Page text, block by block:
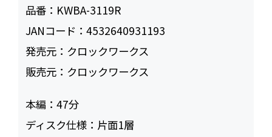
品番： KWBA-3119R
JANコード：4532640931193
発売元： クロックワークス
販売元： クロックワークス
本編：47
ディスク仕様： 片面1層